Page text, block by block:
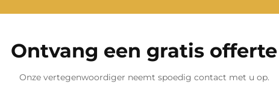
Ontvang een gratis offerte
Onze vertegenwoordiger neemt spoedig contact met u op.